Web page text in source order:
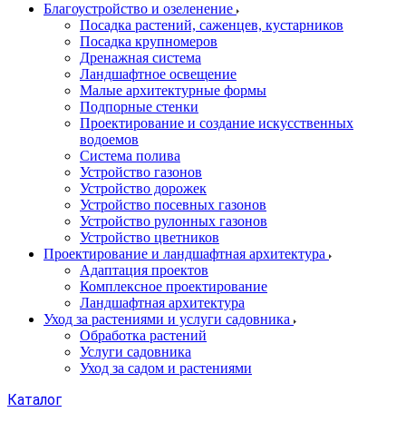
Благоустройство и озеленение
Посадка растений, саженцев, кустарников
Посадка крупномеров
Дренажная система
Ландшафтное освещение
Малые архитектурные формы
Подпорные стенки
Проектирование и создание искусственных
водоемов
Система полива
Устройство газонов
Устройство дорожек
Устройство посевных газонов
Устройство рулонных газонов
Устройство цветников
Проектирование и ландшафтная архитектура
Адаптация проектов
Комплексное проектирование
Ландшафтная архитектура
Уход за растениями и услуги садовника
Обработка растений
Услуги садовника
Уход за садом и растениями
Каталог